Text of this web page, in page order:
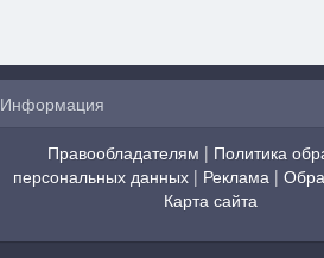
Информация
Правообладателям | Политика
персональных данных | Реклама |
Карта сайта